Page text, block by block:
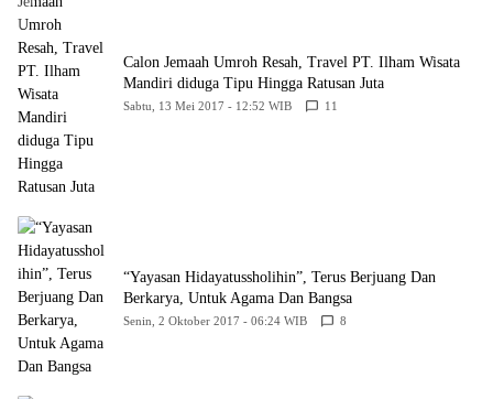
Calon Jemaah Umroh Resah, Travel PT. Ilham Wisata
Mandiri diduga Tipu Hingga Ratusan Juta
Sabtu, 13 Mei 2017 - 12:52 WIB 11
“Yayasan Hidayatussholihin”, Terus Berjuang Dan
Berkarya, Untuk Agama Dan Bangsa
Senin, 2 Oktober 2017 - 06:24 WIB 8